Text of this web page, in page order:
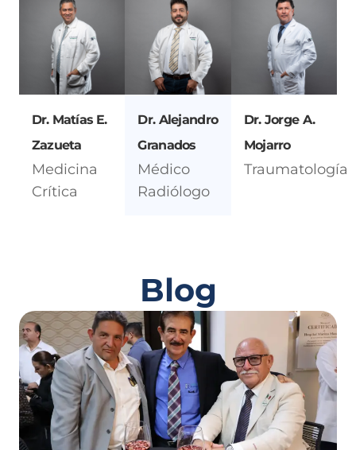
Dr. Matías E.
Zazueta
Medicina
Crítica
Dr. Alejandro
Granados
Médico
Radiólogo
Dr. Jorge A.
Mojarro
Traumatología
Blog